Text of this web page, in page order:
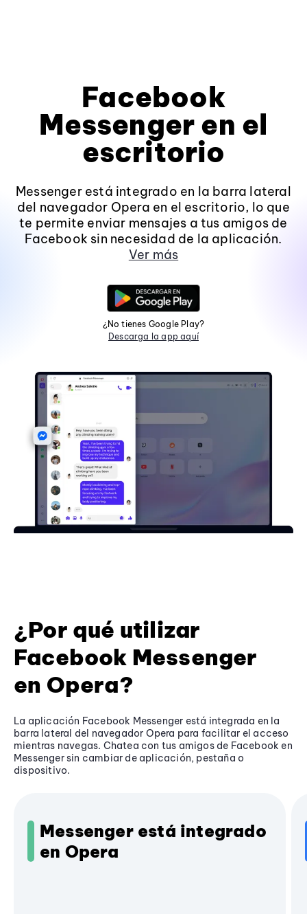
Facebook
Messenger en el
escritorio
Messenger está integrado en la barra lateral
del navegador Opera en el escritorio, lo que
te permite enviar mensajes a tus amigos de
Facebook sin necesidad de la aplicación.
Ver más
¿No tienes Google Play?
Descarga la app aquí
¿Por qué utilizar
Facebook Messenger
en Opera?
La aplicación Facebook Messenger está integrada en la
barra lateral del navegador Opera para facilitar el acceso
mientras navegas. Chatea con tus amigos de Facebook en
Messenger sin cambiar de aplicación, pestaña o
dispositivo.
Messenger está integrado
en Opera